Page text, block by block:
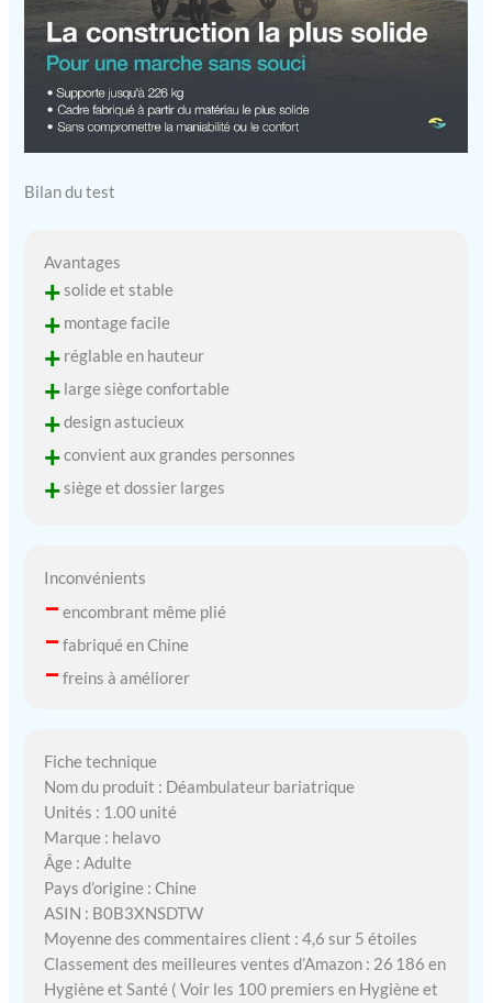
Bilan du test
Avantages
+solide et stable
+ montage facile
+ réglable en hauteur
+ large siège confortable
+design astucieux
+convient aux grandes personnes
+siège et dossier larges
Inconvénients
– encombrant même plié
– fabriqué en Chine
– freins à améliorer
Fiche technique
Nom du produit : Déambulateur bariatrique
Unités : 1.00 unité
Marque : helavo
Âge : Adulte
Pays d’origine : Chine
ASIN : B0B3XNSDTW
Moyenne des commentaires client : 4,6 sur 5 étoiles
Classement des meilleures ventes d’Amazon : 26 186 en
Hygiène et Santé ( Voir les 100 premiers en Hygiène et